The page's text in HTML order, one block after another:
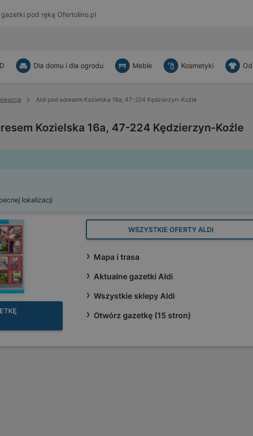
pod ręką Ofertolino.pl
Dla domu i dla ogrodu Meble Kosmetyki
Aldi pod adresem Kozielska 16a, 47-224 Kędzierzyn-Koźle
Kozielska 16a, 47-224 Kędzierzyn-Koźle
lokalizacji
WSZYSTKIE OFERTY ALDI
Mapa i trasa
Aktualne gazetki Aldi
Wszystkie sklepy Aldi
Otwórz gazetkę (15 stron)